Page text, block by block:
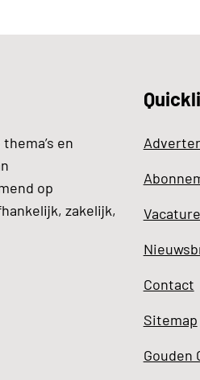
en
op
zakelijk,
Contact
Sitemap
Gouden